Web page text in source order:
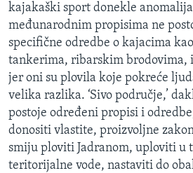
kajakaški sport donekle
međunarodnim propisima ne
specifične odredbe o kajacima
tankerima, ribarskim brodovima,
jer oni su plovila koje pokreće
velika razlika. ‘Sivo područje,’
postoje određeni propisi i
donositi vlastite, proizvoljne
smiju ploviti Jadranom, uploviti u
teritorijalne vode, nastaviti do